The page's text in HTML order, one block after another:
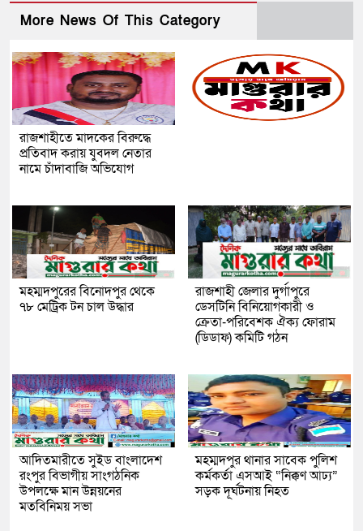
More News Of This Category
রাজশাহীতে মাদকের বিরুদ্ধে
প্রতিবাদ করায় যুবদল নেতার
নামে চাঁদাবাজি অভিযোগ
মহম্মদপুরের বিনোদপুর থেকে
৭৮ মেট্রিক টন চাল উদ্ধার
রাজশাহী জেলার দুর্গাপুরে
ডেসটিনি বিনিয়োগকারী ও
ক্রেতা-পরিবেশক ঐক্য ফোরাম
(ডিডাফ) কমিটি গঠন
আদিতমারীতে সুইড বাংলাদেশ
রংপুর বিভাগীয় সাংগঠনিক
উপলক্ষে মান উন্নয়নের
মতবিনিময় সভা
মহম্মদপুর থানার সাবেক পুলিশ
কর্মকর্তা এসআই “নিক্কণ আঢ্য”
সড়ক দূর্ঘটনায় নিহত